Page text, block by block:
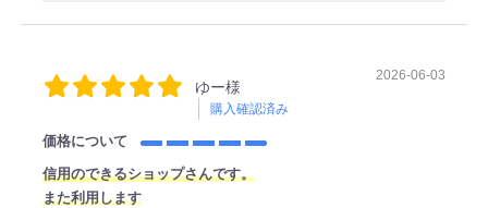
ゆー様
購入確認済み
2026-06-03
価格について
信用のできるショップさんです。
また利用します